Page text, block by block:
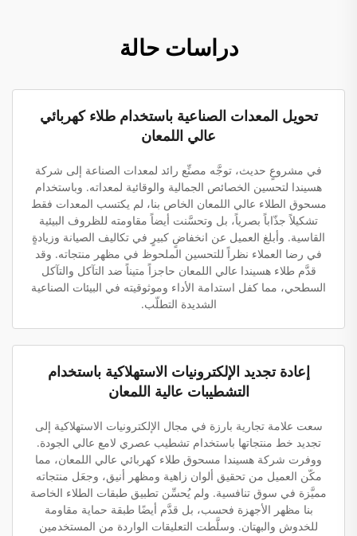
دراسات حالة
تحويل المعدات الصناعية باستخدام طلاء كهربائي
عالي اللمعان
في مشروعٍ حديث، توجَّه مصنِّع رائد لمعدات الصناعة إلى شركة
هسيندا لتحسين الخصائص الجمالية والوقائية لمعداته. وباستخدام
مسحوق الطلاء عالي اللمعان الخاص بنا، لم يكتسب المعدات فقط
تشكيلاً جذّاباً بصرياً، بل وتحسَّنت أيضاً مقاومته للظروف البيئية
القاسية. وأبلغ العميل عن انخفاضٍ كبيرٍ في تكاليف الصيانة وزيادةٍ
في رضا العملاء نظراً للتحسين الملحوظ في مظهر منتجاته. وقد
قدَّم طلاء هسيندا عالي اللمعان حاجزاً متيناً ضد التآكل والتآكل
السطحي، مما كفل استدامة الأداء وموثوقيته في البيئات الصناعية
الشديدة التطلّب.
إعادة تجديد الإلكترونيات الاستهلاكية باستخدام
التشطيبات عالية اللمعان
سعت علامة تجارية بارزة في مجال الإلكترونيات الاستهلاكية إلى
تجديد خط منتجاتها باستخدام تشطيب عصري لامع عالي الجودة.
ووفرت شركة هسيندا مسحوق طلاء كهربائي عالي اللمعان، مما
مكّن العميل من تحقيق ألوان زاهية ومظهر أنيق، وجعَل منتجاته
مميَّزة في سوق تنافسية. ولم يُحسِّن تطبيق طبقات الطلاء الخاصة
بنا مظهر الأجهزة فحسب، بل قدَّم أيضًا طبقة حماية مقاومة
للخدوش والبهتان. وسلَّطت التعليقات الواردة من المستخدمين